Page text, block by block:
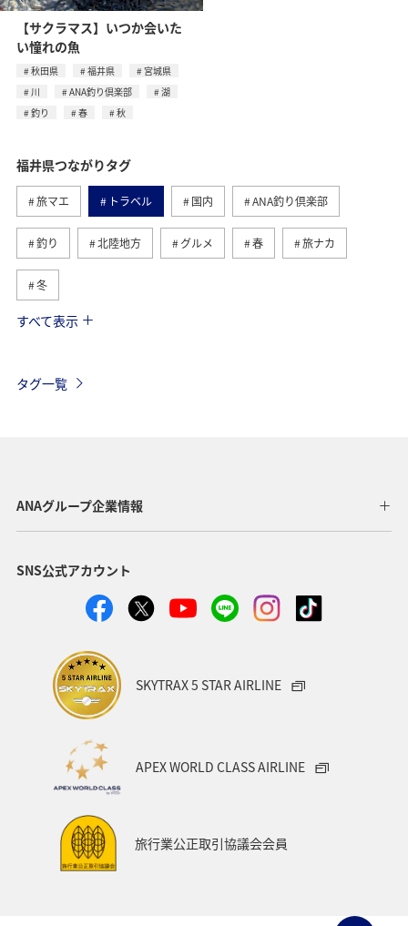
【サクラマス】いつか会いた
い憧れの魚
秋田県 福井県
宮城県
川
ANA釣り倶楽部
湖
釣り
春 秋
福井県つながりタグ
旅マエ トラベル 国内 ANA釣り倶楽部
釣り 北陸地方 グルメ 春 旅ナカ
冬
川 湖
すべて表示
タグ一覧
ANAグループ企業情報
SNS公式アカウント
SKYTRAX 5 STAR AIRLINE
APEX WORLD CLASS AIRLINE
旅行業公正取引協議会会員